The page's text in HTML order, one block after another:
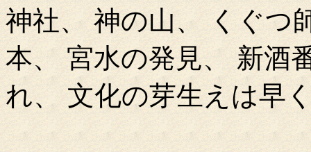
神社、 神の山、 くぐつ
本、 宮水の発見、 新酒
れ、 文化の芽生えは早